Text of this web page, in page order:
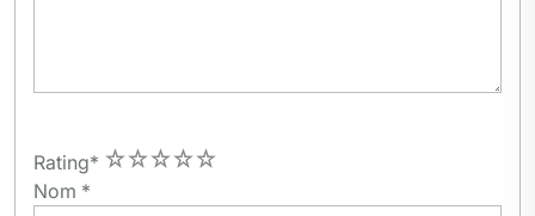
Rating* 5
4
3
2
1
Nom *